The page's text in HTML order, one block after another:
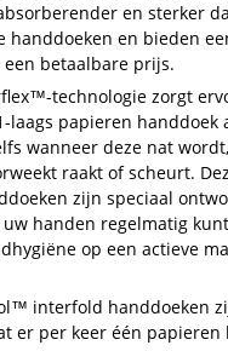
en sterker
handdoeken en bieden
betaalbare prijs.
technologie zorgt
laags papieren handdoek
wanneer deze nat
raakt of scheurt.
zijn speciaal
handen regelmatig
op een actieve
interfold handdoeken
er per keer één papieren